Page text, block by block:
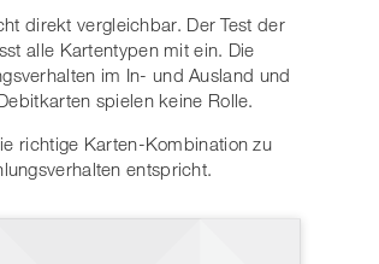
direkt vergleichbar. Der Test der
alle Kartentypen mit ein. Die
im In- und Ausland und
spielen keine Rolle.
richtige Karten-Kombination zu
entspricht.